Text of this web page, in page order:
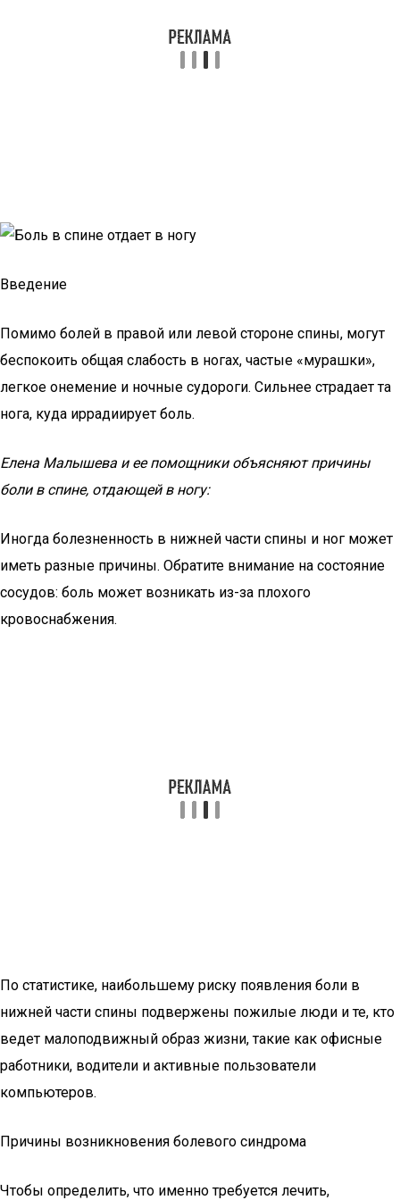
Введение
Помимо болей в правой или левой стороне спины, могут
беспокоить общая слабость в ногах, частые «мурашки»,
легкое онемение и ночные судороги. Сильнее страдает та
нога, куда иррадиирует боль.
Елена Малышева и ее помощники объясняют причины
боли в спине, отдающей в ногу:
Иногда болезненность в нижней части спины и ног может
иметь разные причины. Обратите внимание на состояние
сосудов: боль может возникать из-за плохого
кровоснабжения.
По статистике, наибольшему риску появления боли в
нижней части спины подвержены пожилые люди и те, кто
ведет малоподвижный образ жизни, такие как офисные
работники, водители и активные пользователи
компьютеров.
Причины возникновения болевого синдрома
Чтобы определить, что именно требуется лечить,